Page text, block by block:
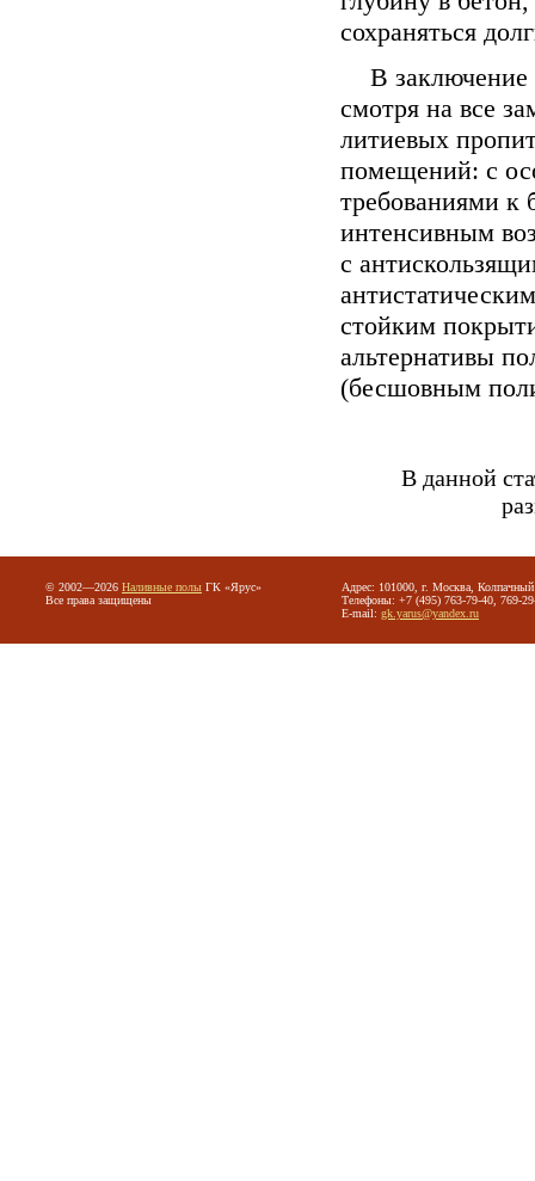
сохраняться
В заключение
смотря на все
литиевых
помещений: с
требованиями
интенсивным
с
стойким
альтернативы
(бесшовным
В данной
© 2002—2026 Наливные полы ГК «Ярус»
Все права защищены
Адрес: 101000, г. Москва,
Телефоны: +7 (495) 763-79-40, 769-
E-mail: gk.yarus@yandex.ru